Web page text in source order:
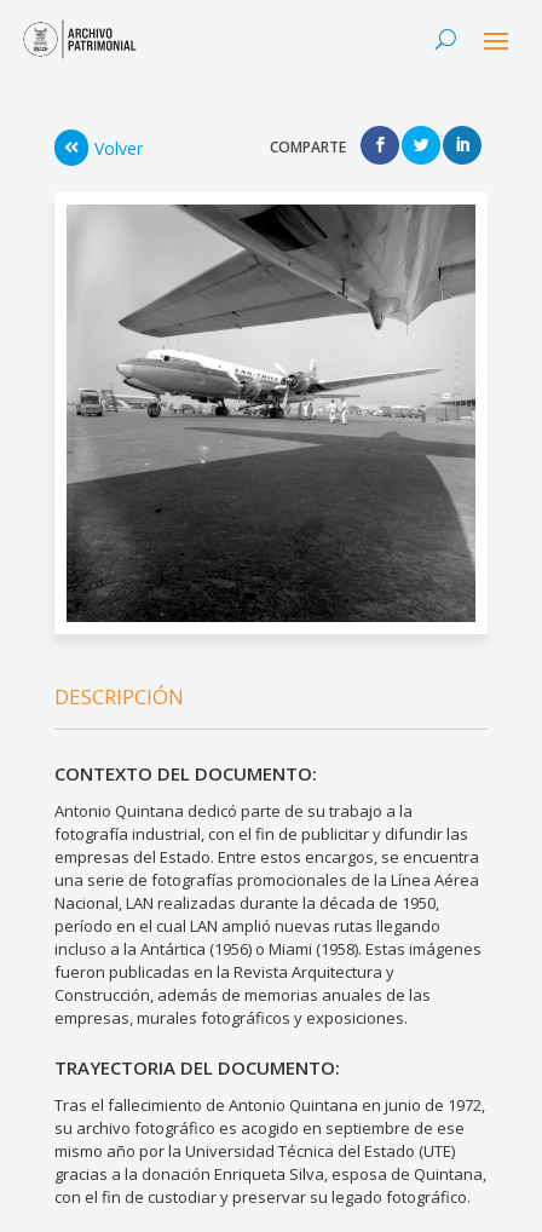
Volver COMPARTE
DESCRIPCIÓN
CONTEXTO DEL DOCUMENTO:
Antonio Quintana dedicó parte de su trabajo a la
fotografía industrial, con el fin de publicitar y difundir las
empresas del Estado. Entre estos encargos, se encuentra
una serie de fotografías promocionales de la Línea Aérea
Nacional, LAN realizadas durante la década de 1950,
período en el cual LAN amplió nuevas rutas llegando
incluso a la Antártica (1956) o Miami (1958). Estas imágenes
fueron publicadas en la Revista Arquitectura y
Construcción, además de memorias anuales de las
empresas, murales fotográficos y exposiciones.
TRAYECTORIA DEL DOCUMENTO:
Tras el fallecimiento de Antonio Quintana en junio de 1972,
su archivo fotográfico es acogido en septiembre de ese
mismo año por la Universidad Técnica del Estado (UTE)
gracias a la donación Enriqueta Silva, esposa de Quintana,
con el fin de custodiar y preservar su legado fotográfico.